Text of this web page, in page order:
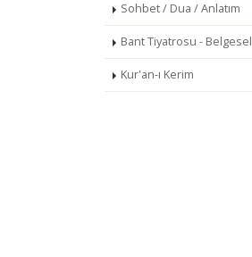
Sohbet / Dua / Anlatım
Bant Tiyatrosu - Belgesel
Kur'an-ı Kerim